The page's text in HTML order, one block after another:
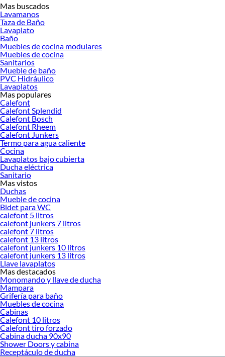
Desde remodelaciones hasta proyectos de decoración, estamos aquí para hacer
tus ideas realidad. ¡Visítanos y encuentra todo lo que tenemos para ofrecerte en
Grifería para Lavamanos!
Explora la variedad de productos de Grifería para Lavamanos en
Sodimac
Herramientas, materiales y accesorios de calidad para tus proyectos y
renovación de espacios. ¡Visítanos y descubre todo lo que tenemos para
ofrecerte!
Encuentra una amplia variedad de productos de Grifería para Lavamanos en
Sodimac. Encuentra todo lo necesario para tus proyectos de renovación y
decoración. ¡Visítanos y haz tus ideas realidad!
Mas buscados
Lavamanos
Taza de Baño
Lavaplato
Baño
Muebles de cocina modulares
Muebles de cocina
Sanitarios
Mueble de baño
PVC Hidráulico
Lavaplatos
Mas populares
Calefont
Calefont Splendid
Calefont Bosch
Calefont Rheem
Calefont Junkers
Termo para agua caliente
Cocina
Lavaplatos bajo cubierta
Ducha eléctrica
Sanitario
Mas vistos
Duchas
Mueble de cocina
Bidet para WC
calefont 5 litros
calefont junkers 7 litros
calefont 7 litros
calefont 13 litros
calefont junkers 10 litros
calefont junkers 13 litros
Llave lavaplatos
Mas destacados
Monomando y llave de ducha
Mampara
Grifería para baño
Muebles de cocina
Cabinas
Calefont 10 litros
Calefont tiro forzado
Cabina ducha 90x90
Shower Doors y cabina
Receptáculo de ducha